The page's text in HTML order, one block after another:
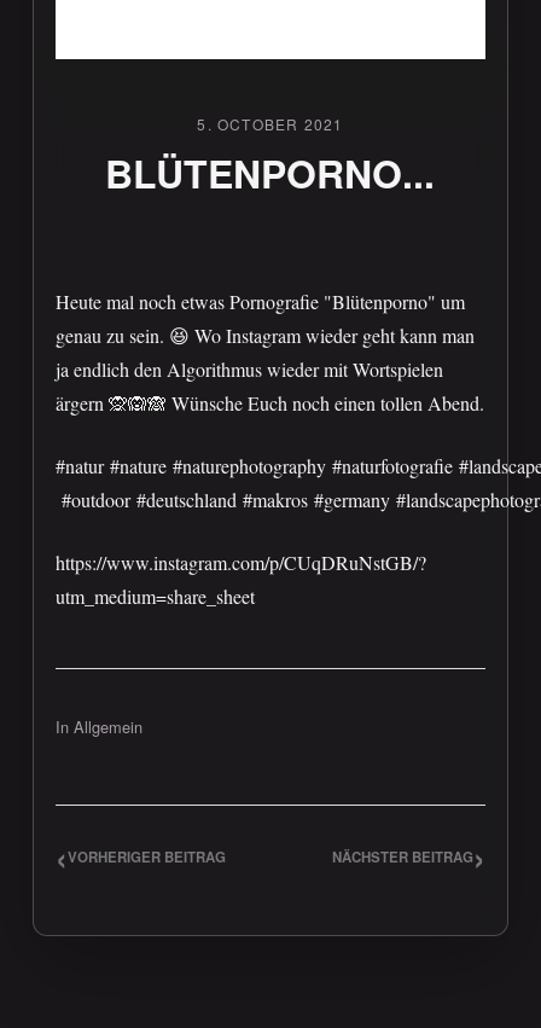
5. OCTOBER 2021
BLÜTENPORNO...
Heute mal noch etwas Pornografie "Blütenporno" um
genau zu sein. 😆 Wo Instagram wieder geht kann man
ja endlich den Algorithmus wieder mit Wortspielen
ärgern 🙊🙉🙈 Wünsche Euch noch einen tollen Abend.
#natur #nature #naturephotography #naturfotografie
#outdoor #deutschland #makros #germany
https://www.instagram.com/p/CUqDRuNstGB/?
utm_medium=share_sheet
In Allgemein
‹VORHERIGER BEITRAG NÄCHSTER BEITRAG›